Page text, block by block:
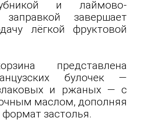
и лаймово-
завершает
лёгкой фруктовой
представлена
булочек —
и ржаных — с
маслом, дополняя
формат застолья.